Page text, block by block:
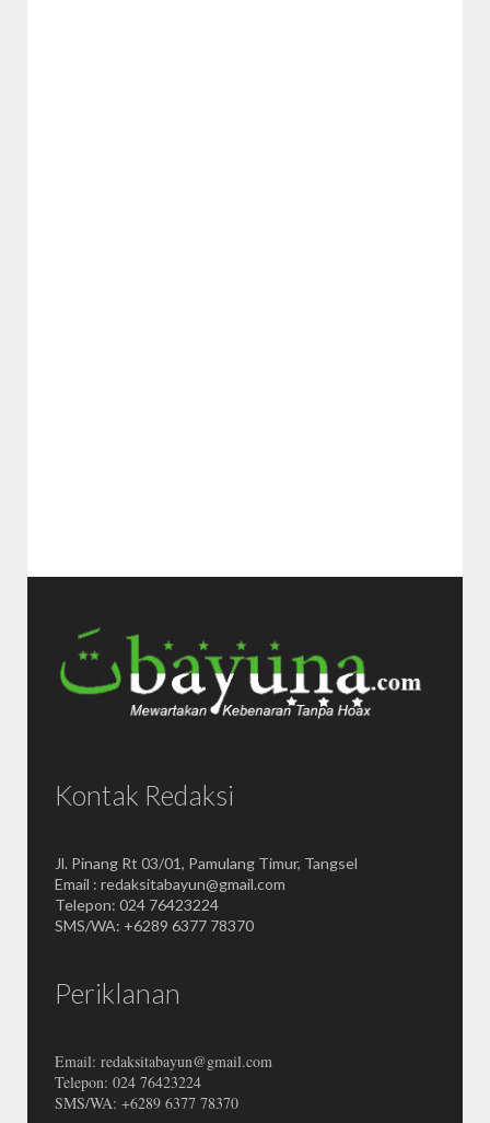
Kontak Redaksi
Jl. Pinang Rt 03/01, Pamulang Timur, Tangsel
Email : redaksitabayun@gmail.com
Telepon: 024 76423224
SMS/WA: +6289 6377 78370
Periklanan
Email: redaksitabayun@gmail.com
Telepon: 024 76423224
SMS/WA: +6289 6377 78370